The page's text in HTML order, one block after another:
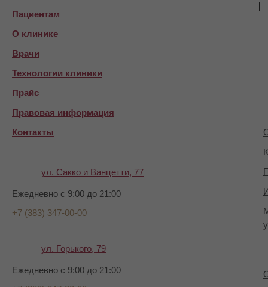
Пациентам
Прайс
Ежедневно с 9:00 до 21:00
+7 (383) 347-00-00
ул. Сакко и Ванцетти, 77
Ежедневно с 9:00 до 21:00
ул. Горького, 79
О клинике
Технологии клиники
Врачи
Правовая информация
Контакты